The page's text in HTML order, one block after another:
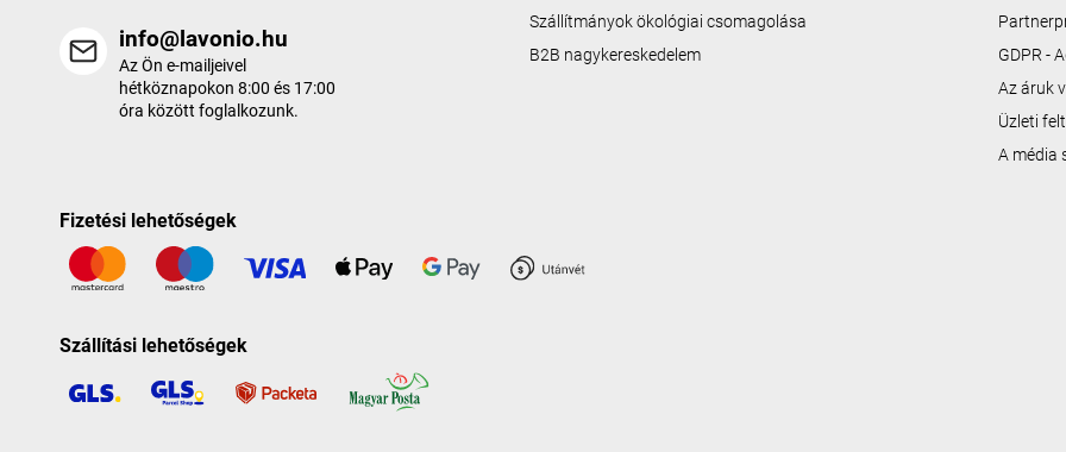
info@lavonio.hu
Az Ön e-mailjeivel
hétköznapokon 8:00 és 17:00
óra között foglalkozunk.
Szállítmányok ökológiai csomagolása
B2B nagykereskedelem
GDPR -
Az áruk
Üzleti
A média
Fizetési lehetőségek
Szállítási lehetőségek